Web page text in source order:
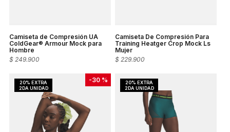
Camiseta de Compresión UA
ColdGear® Armour Mock para
Hombre
$ 249.900
Camiseta De Compresión Para
Training Heatger Crop Mock Ls
Mujer
$ 229.900
-30 %